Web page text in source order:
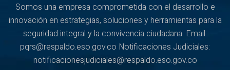
Somos una empresa comprometida con el desarrollo e
innovación en estrategias, soluciones y herramientas para la
seguridad integral y la convivencia ciudadana. Email:
pqrs@respaldo.eso.gov.co Notificaciones Judiciales:
notificacionesjudiciales@respaldo.eso.gov.co